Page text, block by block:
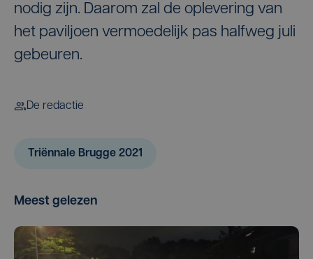
nodig zijn. Daarom zal de oplevering van
het paviljoen vermoedelijk pas halfweg juli
gebeuren.
De redactie
Triënnale Brugge 2021
Meest gelezen